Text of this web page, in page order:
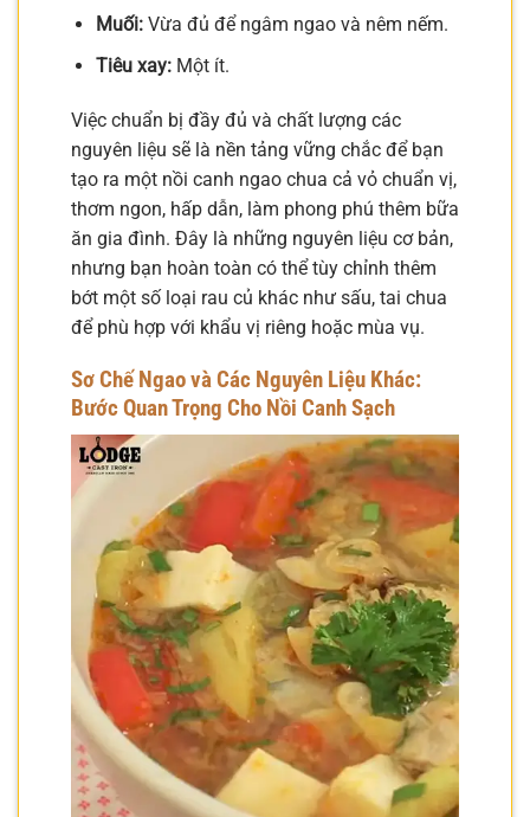
Muối:Vừa đủ để ngâm ngao và nêm nếm.
Tiêu xay:Một ít.
Việc chuẩn bị đầy đủ và chất lượng các
nguyên liệu sẽ là nền tảng vững chắc để bạn
tạo ra một nồi canh ngao chua cả vỏ chuẩn vị,
thơm ngon, hấp dẫn, làm phong phú thêm bữa
ăn gia đình. Đây là những nguyên liệu cơ bản,
nhưng bạn hoàn toàn có thể tùy chỉnh thêm
bớt một số loại rau củ khác như sấu, tai chua
để phù hợp với khẩu vị riêng hoặc mùa vụ.
Sơ Chế Ngao và Các Nguyên Liệu Khác:
Bước Quan Trọng Cho Nồi Canh Sạch